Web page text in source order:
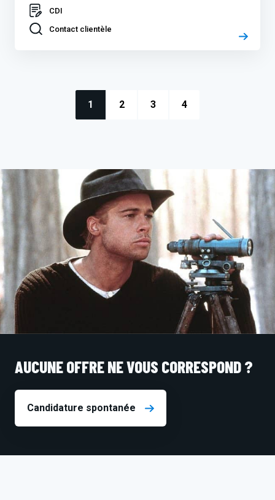
CDI
Contact clientèle
1 2 3 4
AUCUNE OFFRE NE VOUS CORRESPOND ?
Candidature spontanée